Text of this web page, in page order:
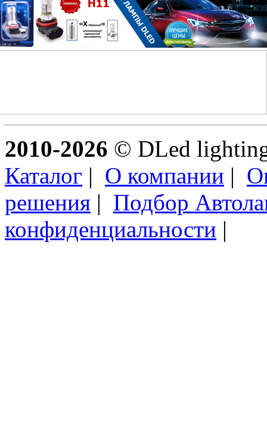
2010-2026 © DLed
Каталог | О компании |
решения | Подбор
конфиденциальности |